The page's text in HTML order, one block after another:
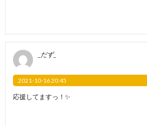
_だず_
2021-10-16 20:45
応援してますっ！✨